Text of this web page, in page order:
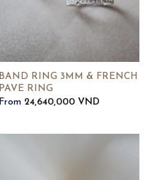
BAND RING 3MM & FRENCH
PAVE RING
From 24,640,000 VND